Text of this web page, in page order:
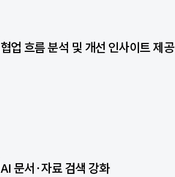
협업 흐름 분석 및 개선 인사이트 제공
AI 문서·자료 검색 강화